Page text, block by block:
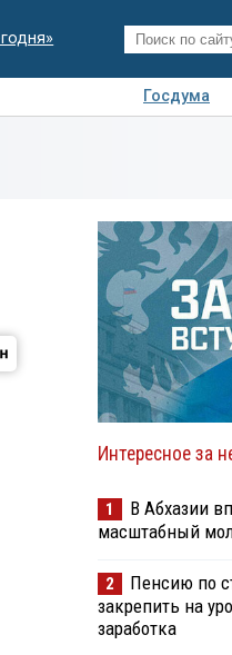
Госдума
Интересное за
1
В Абхазии
масштабный
2
Пенсию по
закрепить на
заработка